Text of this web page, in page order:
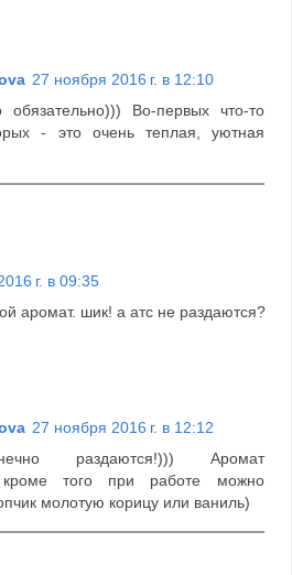
27 ноября 2016 г. в 12:10
обязательно))) Во-первых что-то
- это очень теплая, уютная
г. в 09:35
аромат. шик! а атс не раздаются?
27 ноября 2016 г. в 12:12
раздаются!))) Аромат
кроме того при работе можно
молотую корицу или ваниль)